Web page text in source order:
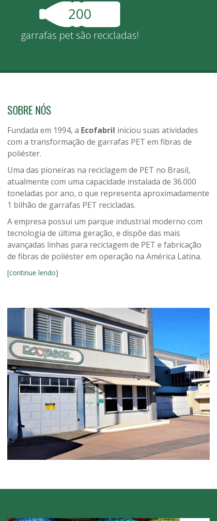
242
garrafas pet são recicladas!
SOBRE NÓS
Fundada em 1994, a Ecofabril iniciou suas atividades
com a transformação de garrafas PET em fibras de
poliéster.
Uma das pioneiras na reciclagem de PET no Brasil,
atualmente com uma capacidade instalada de 36.000
toneladas por ano, o que representa aproximadamente
1 bilhão de garrafas PET recicladas.
A empresa possui um parque industrial moderno com
tecnologia de última geração, e dispõe das mais
avançadas linhas para reciclagem de PET e fabricação
de fibras de poliéster em operação na América Latina.
[continue lendo]